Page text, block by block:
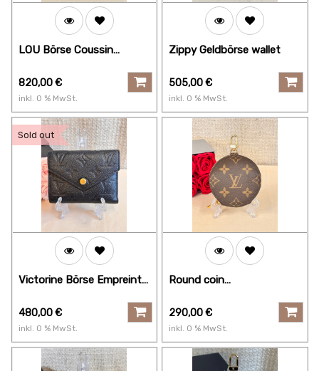
LOU Börse Coussin
820,00€
inkl. 0 % MwSt.
Zippy Geldbörse wallet
505,00€
inkl. 0 % MwSt.
Sold out
Victorine Börse Empreinte
480,00€
inkl. 0 % MwSt.
Round coin
Monogram
290,00€
inkl. 0 % MwSt.